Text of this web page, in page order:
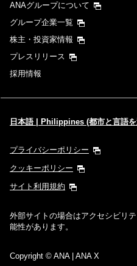
ANAグループについて
グループ企業一覧
株主・投資家情報
プレスリリース
採用情報
日本語 | Philippines (都市と言語
プライバシーポリシー
クッキーポリシー
サイト利用規約
外部サイトの場合はアクセシビリ
能性があります。
Copyright © ANA | ANA X